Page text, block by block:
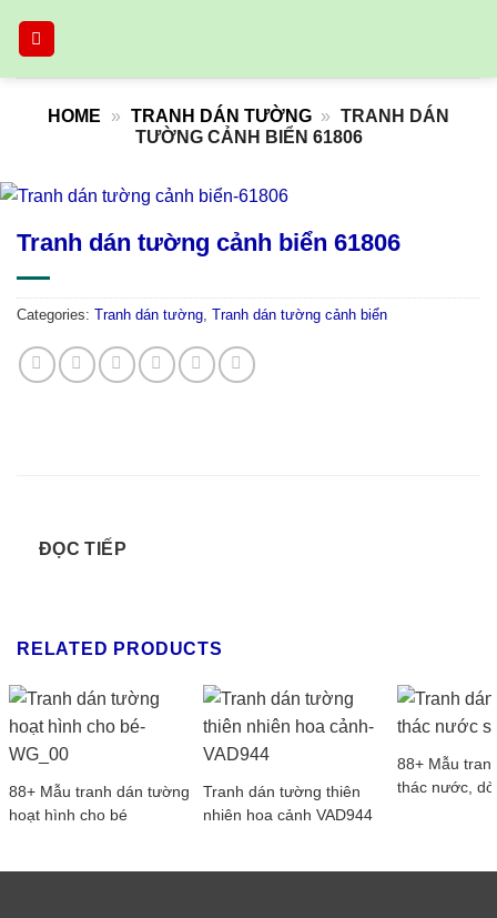
HOME » TRANH DÁN TƯỜNG » TRANH DÁN
TƯỜNG CẢNH BIỂN 61806
Tranh dán tường cảnh biển 61806
Categories: Tranh dán tường, Tranh dán tường cảnh biển
ĐỌC TIẾP
RELATED PRODUCTS
88+ Mẫu tranh dán tường
hoạt hình cho bé
Tranh dán tường thiên
nhiên hoa cảnh VAD944
88+ Mẫu
thác nước,